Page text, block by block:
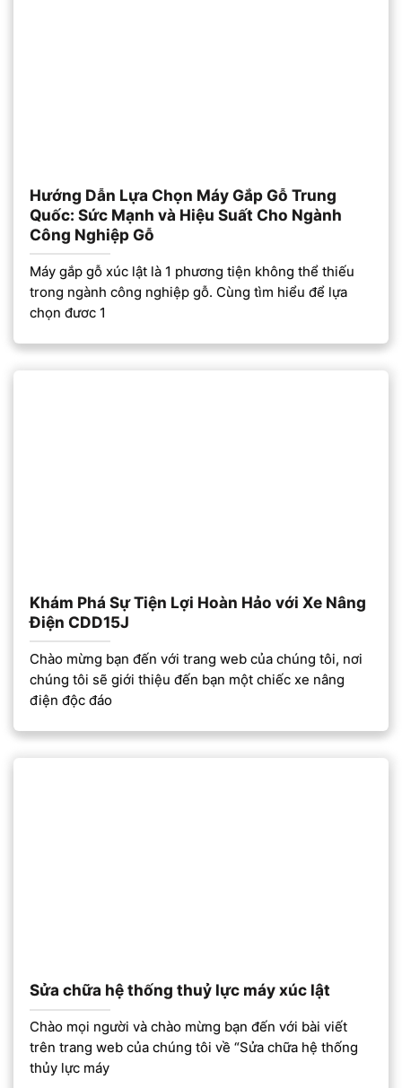
Hướng Dẫn Lựa Chọn Máy Gắp Gỗ Trung
Quốc: Sức Mạnh và Hiệu Suất Cho Ngành
Công Nghiệp Gỗ
Máy gắp gỗ xúc lật là 1 phương tiện không thể thiếu
trong ngành công nghiệp gỗ. Cùng tìm hiểu để lựa
chọn đươc 1
Khám Phá Sự Tiện Lợi Hoàn Hảo với Xe Nâng
Điện CDD15J
Chào mừng bạn đến với trang web của chúng tôi, nơi
chúng tôi sẽ giới thiệu đến bạn một chiếc xe nâng
điện độc đáo
Sửa chữa hệ thống thuỷ lực máy xúc lật
Chào mọi người và chào mừng bạn đến với bài viết
trên trang web của chúng tôi về “Sửa chữa hệ thống
thủy lực máy